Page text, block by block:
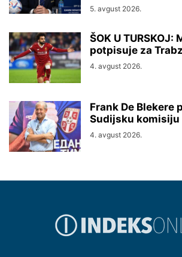
5. avgust 2026.
ŠOK U TURSKOJ:
potpisuje za
4. avgust 2026.
Frank De Blekere
Sudijsku komisiju
4. avgust 2026.